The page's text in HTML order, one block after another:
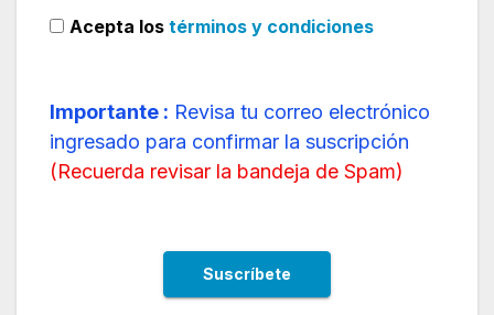
Acepta los términos y condiciones
Importante : Revisa tu correo electrónico
ingresado para confirmar la suscripción
(Recuerda revisar la bandeja de Spam)